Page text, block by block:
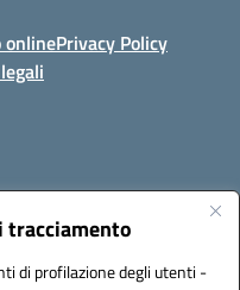
di profilazione degli utenti -
onlinePrivacy Policy